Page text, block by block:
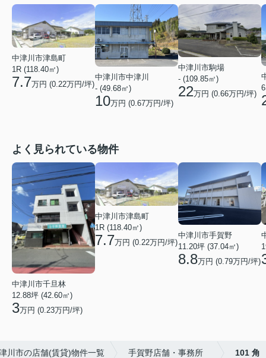
中津川市津島町
1R (118.40㎡)
7.7万円 (0.22万円/坪)
中津川市中津川
- (49.68㎡)
10万円 (0.67万円/坪)
中津川市駒場
- (109.85㎡)
22万円 (0.66万円/坪)
よく見られている物件
中津川市千旦林
12.88坪 (42.60㎡)
3万円 (0.23万円/坪)
中津川市津島町
1R (118.40㎡)
7.7万円 (0.22万円/坪)
中津川市手賀野
11.20坪 (37.04㎡)
8.8万円 (0.79万円/坪)
川市の店舗(賃貸)物件一覧 手賀野店舗・事務所 101 角